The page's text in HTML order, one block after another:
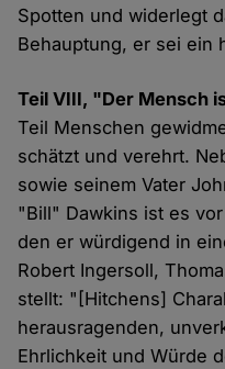
Spotten und widerlegt
Behauptung, er sei ein
Teil VIII, "Der Mensch
Teil Menschen
schätzt und verehrt.
sowie seinem Vater
"Bill" Dawkins ist es
den er würdigend in
Robert Ingersoll,
stellt: "[Hitchens]
herausragenden,
Ehrlichkeit und Würde